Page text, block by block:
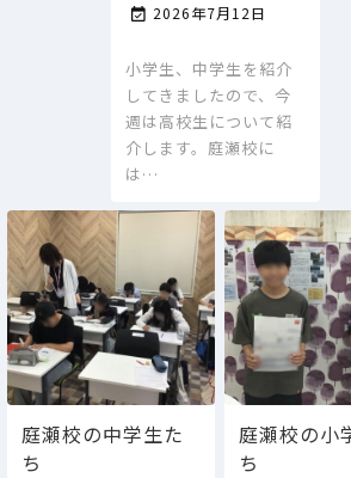
 2026年7月12日
小学生、中学生を紹介
してきましたので、今
週は高校生について紹
介します。庭瀬校に
は…
庭瀬校の中学生た
ち
庭瀬校の小
ち